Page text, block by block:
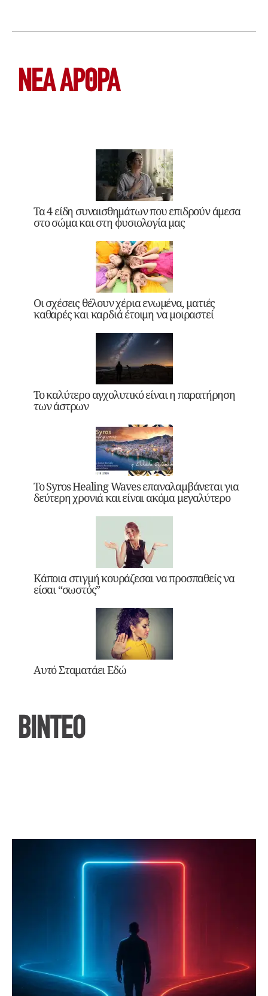
ΝΕΑ ΆΡΘΡΑ
Τα 4 είδη συναισθημάτων που επιδρούν άμεσα
στο σώμα και στη φυσιολογία μας
Οι σχέσεις θέλουν χέρια ενωμένα, ματιές
καθαρές και καρδιά έτοιμη να μοιραστεί
Το καλύτερο αγχολυτικό είναι η παρατήρηση
των άστρων
Το Syros Healing Waves επαναλαμβάνεται για
δεύτερη χρονιά και είναι ακόμα μεγαλύτερο
Κάποια στιγμή κουράζεσαι να προσπαθείς να
είσαι “σωστός”
Αυτό Σταματάει Εδώ
ΒΙΝΤΕΟ